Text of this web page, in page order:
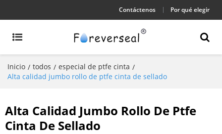
Contáctenos Por qué elegir
Inicio / todos / especial de ptfe cinta /
Alta calidad jumbo rollo de ptfe cinta de sellado
Alta Calidad Jumbo Rollo De Ptfe
Cinta De Sellado